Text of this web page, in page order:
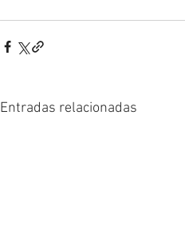
Entradas relacionadas